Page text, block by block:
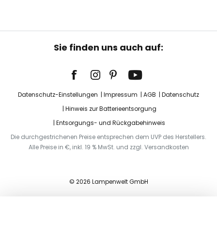
Sie finden uns auch auf:
Datenschutz-Einstellungen Impressum AGB
Datenschutz
Hinweis zur Batterieentsorgung
Entsorgungs- und Rückgabehinweis
Die durchgestrichenen Preise entsprechen dem UVP des Herstellers.
Alle Preise in €, inkl. 19 % MwSt. und zzgl. Versandkosten
© 2026 Lampenwelt GmbH